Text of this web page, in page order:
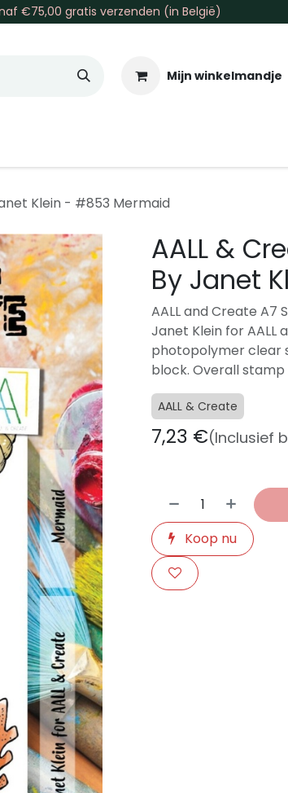
€75,00 gratis verzenden (in België)
Mijn winkelmandje
Klein - #853 Mermaid
AALL &
By Janet
AALL and Create A7
Janet Klein for AALL
photopolymer clear
block. Overall stamp
AALL & Create
7,23 €(Inclusief
Koop nu